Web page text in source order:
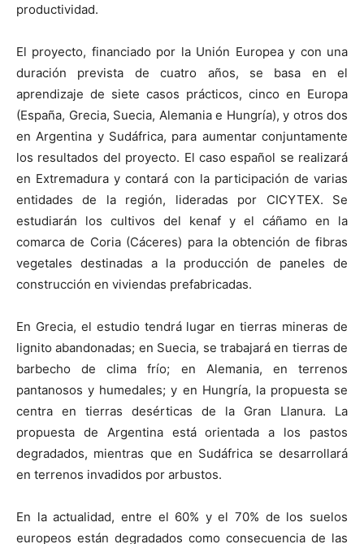
productividad.
El proyecto, financiado por la Unión Europea y con una
duración prevista de cuatro años, se basa en el
aprendizaje de siete casos prácticos, cinco en Europa
(España, Grecia, Suecia, Alemania e Hungría), y otros dos
en Argentina y Sudáfrica, para aumentar conjuntamente
los resultados del proyecto. El caso español se realizará
en Extremadura y contará con la participación de varias
entidades de la región, lideradas por CICYTEX. Se
estudiarán los cultivos del kenaf y el cáñamo en la
comarca de Coria (Cáceres) para la obtención de fibras
vegetales destinadas a la producción de paneles de
construcción en viviendas prefabricadas.
En Grecia, el estudio tendrá lugar en tierras mineras de
lignito abandonadas; en Suecia, se trabajará en tierras de
barbecho de clima frío; en Alemania, en terrenos
pantanosos y humedales; y en Hungría, la propuesta se
centra en tierras desérticas de la Gran Llanura. La
propuesta de Argentina está orientada a los pastos
degradados, mientras que en Sudáfrica se desarrollará
en terrenos invadidos por arbustos.
En la actualidad, entre el 60% y el 70% de los suelos
europeos están degradados como consecuencia de las